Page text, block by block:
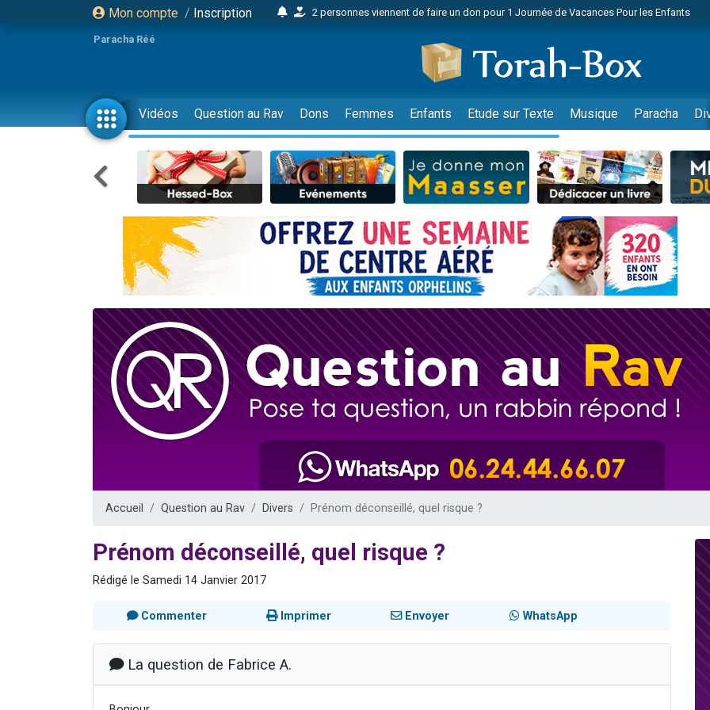
Mon compte / Inscription
2 personnes viennent de faire un don pour 1 Journée de Vacances Pour les Enfants
4 personnes viennent de nous rejoindre sur WhatsApp
Il reste 49 places pour étudier en groupe sur Zoom
23 personnes viennent de faire un don pour Diane, 80 ans, dans un appartement
Eva vient de donner son Maasser
4 personnes viennent de nous rejoindre sur WhatsApp
3 personnes viennent de nous rejoindre sur WhatsApp
3 personnes viennent de faire un don pour 5 jours de vacances aux Orphelins
Odaya vient de donner son Maasser
2 personnes viennent de nous rejoindre sur WhatsApp
13 personnes viennent de demander une bénédiction
12 nouvelles musiques dans Torah-Box Music
30 personnes viennent de faire un don pour Sauvez la jambe de Yohan
Il reste 49 places pour étudier en groupe sur Zoom
3 personnes viennent de nous rejoindre sur WhatsApp
3 personnes viennent de nous rejoindre sur WhatsApp
2 nouvelles musiques dans Torah-Box Music
4 personnes viennent de faire un don pour Reloger Rivka, 6 enfants, victime de
Paracha Réé
Vidéos Question au Rav Dons Femmes Enfants Etude sur Texte Musique Paracha
Accueil Question au Rav Divers Prénom déconseillé, quel risque ?
Prénom déconseillé, quel risque ?
Rédigé le Samedi 14 Janvier 2017
Commenter Imprimer Envoyer WhatsApp
La question de Fabrice A.